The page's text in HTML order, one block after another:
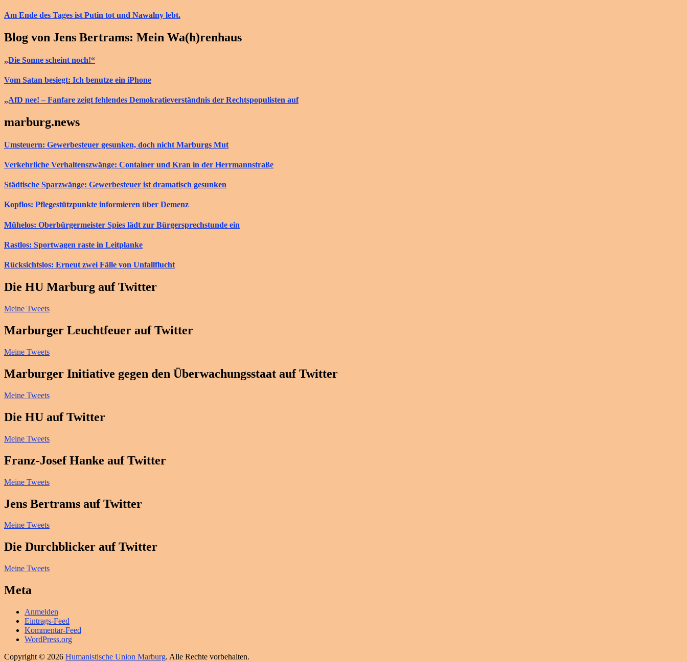
Am Ende des Tages ist Putin tot und Nawalny lebt.
Blog von Jens Bertrams: Mein Wa(h)renhaus
„Die Sonne scheint noch!“
Vom Satan besiegt: Ich benutze ein iPhone
„AfD nee! – Fanfare zeigt fehlendes Demokratieverständnis der Rechtspopulisten auf
marburg.news
Umsteuern: Gewerbesteuer gesunken, doch nicht Marburgs Mut
Verkehrliche Verhaltenszwänge: Container und Kran in der Herrmannstraße
Städtische Sparzwänge: Gewerbesteuer ist dramatisch gesunken
Kopflos: Pflegestützpunkte informieren über Demenz
Mühelos: Oberbürgermeister Spies lädt zur Bürgersprechstunde ein
Rastlos: Sportwagen raste in Leitplanke
Rücksichtslos: Erneut zwei Fälle von Unfallflucht
Die HU Marburg auf Twitter
Meine Tweets
Marburger Leuchtfeuer auf Twitter
Meine Tweets
Marburger Initiative gegen den Überwachungsstaat auf Twitter
Meine Tweets
Die HU auf Twitter
Meine Tweets
Franz-Josef Hanke auf Twitter
Meine Tweets
Jens Bertrams auf Twitter
Meine Tweets
Die Durchblicker auf Twitter
Meine Tweets
Meta
Anmelden
Eintrags-Feed
Kommentar-Feed
WordPress.org
Copyright © 2026 Humanistische Union Marburg. Alle Rechte vorbehalten.